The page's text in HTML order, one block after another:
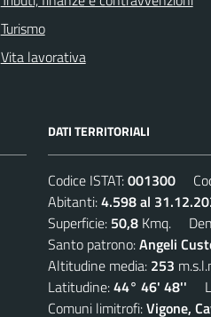
Turismo
Vita lavorativa
DATI TERRITORIALI
Codice ISTAT:001300
Abitanti:4.598 al
Superficie: 50,8 Kmq.
Santo patrono:Angeli
Altitudine media: 253
Latitudine:44° 46' 48''
Comuni limitrofi:Vigone,